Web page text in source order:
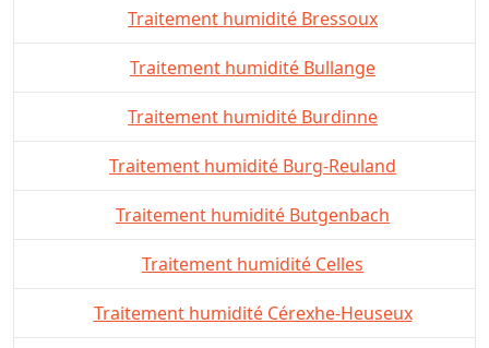
Traitement humidité Bressoux
Traitement humidité Bullange
Traitement humidité Burdinne
Traitement humidité Burg-Reuland
Traitement humidité Butgenbach
Traitement humidité Celles
Traitement humidité Cérexhe-Heuseux